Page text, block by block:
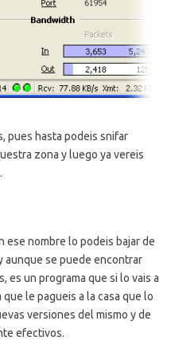
pues hasta podeis snifar
zona y luego ya vereis
ese nombre lo podeis bajar de
aunque se puede encontrar
es un programa que si lo vais a
le pagueis a la casa que lo
versiones del mismo y de
efectivos.